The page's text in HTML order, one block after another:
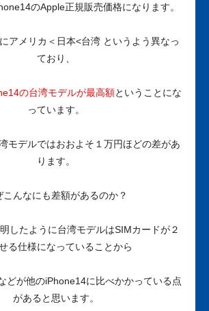
のApple正規販売価格になります。
アメリカ＜日本<台湾 というよう異なっ
ており、
の台湾モデルが最高額ということにな
っています。
モデルではおおよそ１万円ほどの差があ
ります。
こんなにも差額があるのか？
したように台湾モデルはSIMカードが２
る仕様になっていることから
どが他のiPhone14に比べかかっている点
があると思います。